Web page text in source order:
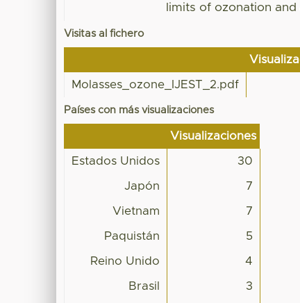
limits of ozonation
Visitas al fichero
Molasses_ozone_IJEST_2.pdf
Países con más visualizaciones
Visualizaciones
Estados Unidos 30
Japón 7
Vietnam 7
Paquistán 5
Reino Unido 4
Brasil 3